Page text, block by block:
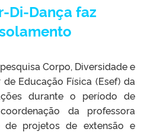
Di-Dança faz
Corpo, Diversidade e
Educação Física (Esef) da
durante o período de
da professora
de projetos de extensão e